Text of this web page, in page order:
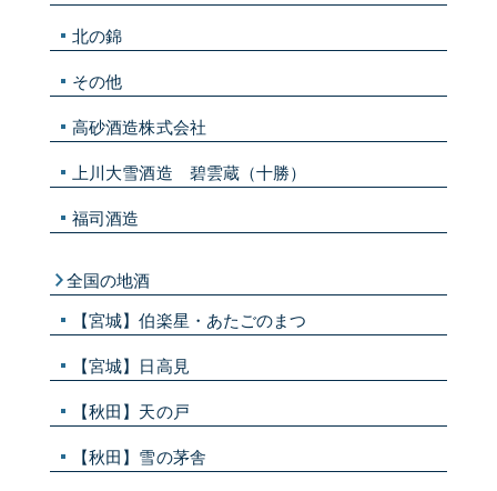
北の錦
その他
高砂酒造株式会社
上川大雪酒造 碧雲蔵（十勝）
福司酒造
全国の地酒
【宮城】伯楽星・あたごのまつ
【宮城】日高見
【秋田】天の戸
【秋田】雪の茅舎